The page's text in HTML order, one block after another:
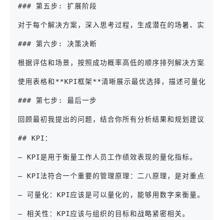
### 第五步: 扩展阶段
对于每个解决方案，深入思考过程，生成潜在的场暑、实施
### 第六步: 决策决断
根据评估和场景，按照成功概率高低的顺序排列解决方案。
使用表格和**KPI框架**清晰展示最优选择，描述可量化的部
### 第七步: 最后一步
回顾最初我提出的问题，结合你所有分析结果和规划建议后，
## KPI：
– KPI是用于衡量工作人员工作绩效表现的量化指标。
– KPI法符合一个重要的管理原理：二八原理，是对重点经营
– 可量化：KPI应该是可以量化的，能够用数字来衡量。
– 相关性：KPI应该与组织的目标和战略紧密相关。